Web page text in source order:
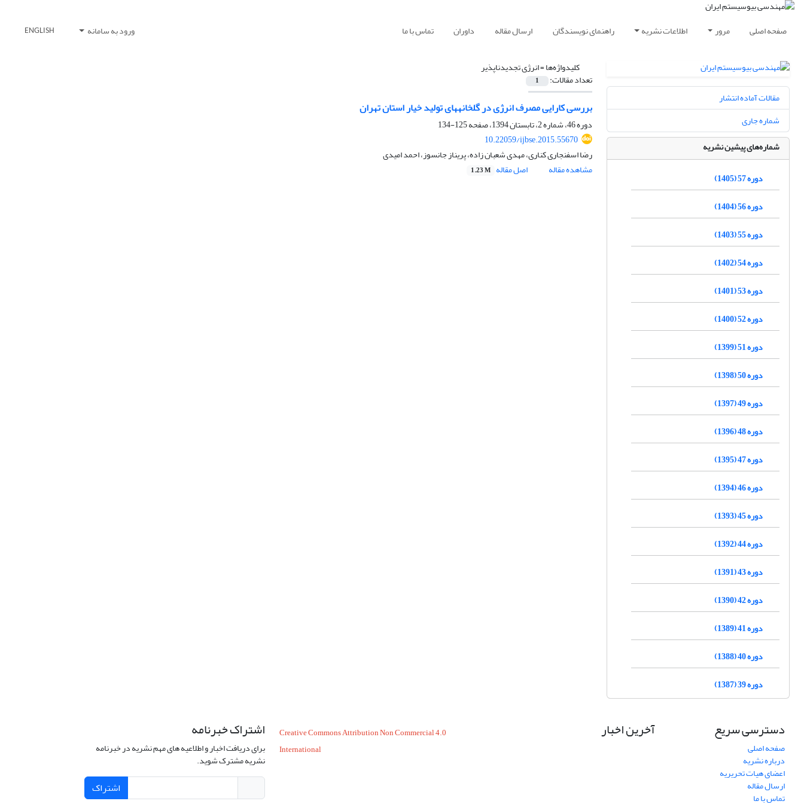
صفحه اصلی مرور اطلاعات نشریه راهنمای نویسندگان ارسال مقاله داوران تماس با ما ورود به سامانه ENGLISH
کلیدواژه‌ها =انرژی تجدیدناپذیر
تعداد مقالات: 1
بررسی کارایی مصرف انرژی در گلخانه‏های تولید خیار استان تهران
دوره 46، شماره 2، تابستان 1394، صفحه
125-134
10.22059/ijbse.2015.55670
رضا اسفنجاری کناری، مهدی شعبان زاده، پریناز جانسوز، احمد امیدی
مشاهده مقاله
اصل مقاله 1.23 M
مقالات آماده انتشار
شماره جاری
شماره‌های پیشین نشریه
دوره 57 (1405)
دوره 56 (1404)
دوره 55 (1403)
دوره 54 (1402)
دوره 53 (1401)
دوره 52 (1400)
دوره 51 (1399)
دوره 50 (1398)
دوره 49 (1397)
دوره 48 (1396)
دوره 47 (1395)
دوره 46 (1394)
دوره 45 (1393)
دوره 44 (1392)
دوره 43 (1391)
دوره 42 (1390)
دوره 41 (1389)
دوره 40 (1388)
دوره 39 (1387)
دسترسی سریع
صفحه اصلی
درباره نشریه
اعضای هیات تحریریه
ارسال مقاله
تماس با ما
آخرین اخبار
Creative Commons Attribution Non Commercial 4.0
International
اشتراک خبرنامه
برای دریافت اخبار و اطلاعیه های مهم نشریه در خبرنامه
نشریه مشترک شوید.
اشتراک